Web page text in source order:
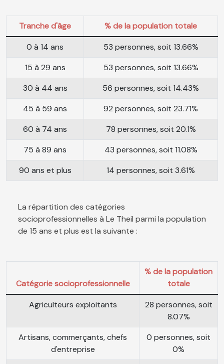
Tranche d'âge
% de la population totale
0 à 14 ans
53 personnes, soit 13.66%
15 à 29 ans
53 personnes, soit 13.66%
30 à 44 ans
56 personnes, soit 14.43%
45 à 59 ans
92 personnes, soit 23.71%
60 à 74 ans
78 personnes, soit 20.1%
75 à 89 ans
43 personnes, soit 11.08%
90 ans et plus
14 personnes, soit 3.61%
La répartition des catégories
socioprofessionnelles à Le Theil parmi la population
de 15 ans et plus est la suivante :
Catégorie socioprofessionnelle
% de la population
totale
Agriculteurs exploitants
28 personnes, soit
8.07%
Artisans, commerçants, chefs
d'entreprise
0 personnes, soit
0%